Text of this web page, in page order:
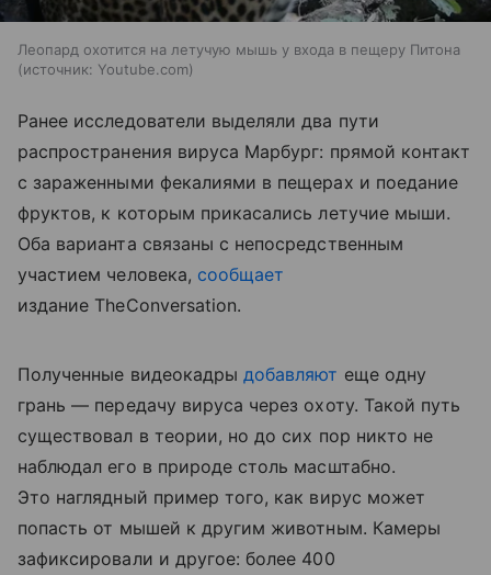
Леопард охотится на летучую мышь у входа в пещеру Питона
источник: Youtube.com
Ранее исследователи выделяли два пути
распространения вируса Марбург: прямой контакт
с зараженными фекалиями в пещерах и поедание
фруктов, к которым прикасались летучие мыши.
Оба варианта связаны с непосредственным
участием человека, сообщает
издание TheConversation.
Полученные видеокадрыдобавляют еще одну
грань — передачу вируса через охоту. Такой путь
существовал в теории, но до сих пор никто не
наблюдал его в природе столь масштабно.
Это наглядный пример того, как вирус может
попасть от мышей к другим животным. Камеры
зафиксировали и другое: более 400